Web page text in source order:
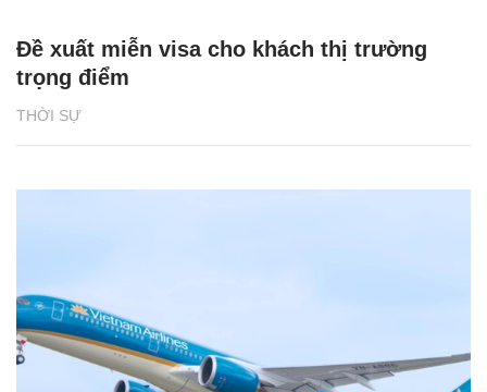
THỜI SỰ
Đề xuất miễn visa cho khách thị trường
trọng điểm